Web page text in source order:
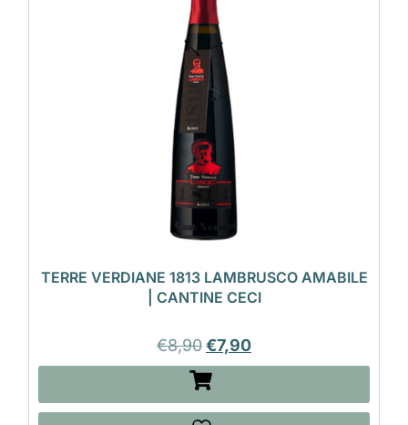
TERRE VERDIANE 1813 LAMBRUSCO AMABILE
| CANTINE CECI
€8,90€7,90